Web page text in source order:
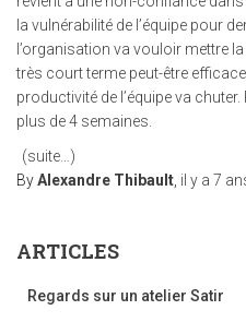
la vulnérabilité de l’équipe pour
l’organisation va vouloir mettre
très court terme peut-être
productivité de l’équipe va
plus de 4 semaines.
(suite…)
ByAlexandre Thibault il y a 7
ARTICLES
Regards sur un atelier Satir